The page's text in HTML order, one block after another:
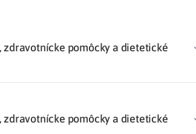
pomôcky a dietetické
pomôcky a dietetické